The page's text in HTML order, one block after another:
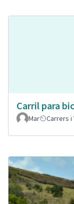
Carril para
Mar
Carrers i